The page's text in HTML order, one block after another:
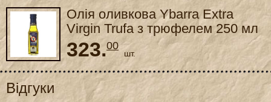
Олія оливкова Ybarra Extra
Virgin Trufa з трюфелем 250 мл
323.00
шт.
Відгуки